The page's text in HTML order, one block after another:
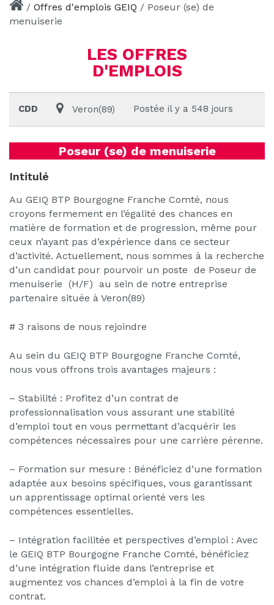
/ Offres d'emplois GEIQ / Poseur (se) de
menuiserie
LES OFFRES
D'EMPLOIS
CDD Veron(89) Postée il y a 548 jours
Poseur (se) de menuiserie
Intitulé
Au GEIQ BTP Bourgogne Franche Comté, nous
croyons fermement en l’égalité des chances en
matière de formation et de progression, même pour
ceux n’ayant pas d’expérience dans ce secteur
d’activité. Actuellement, nous sommes à la recherche
d’un candidat pour pourvoir un poste de Poseur de
menuiserie (H/F) au sein de notre entreprise
partenaire située à Veron(89)
# 3 raisons de nous rejoindre
Au sein du GEIQ BTP Bourgogne Franche Comté,
nous vous offrons trois avantages majeurs :
– Stabilité : Profitez d’un contrat de
professionnalisation vous assurant une stabilité
d’emploi tout en vous permettant d’acquérir les
compétences nécessaires pour une carrière pérenne.
– Formation sur mesure : Bénéficiez d’une formation
adaptée aux besoins spécifiques, vous garantissant
un apprentissage optimal orienté vers les
compétences essentielles.
– Intégration facilitée et perspectives d’emploi : Avec
le GEIQ BTP Bourgogne Franche Comté, bénéficiez
d’une intégration fluide dans l’entreprise et
augmentez vos chances d’emploi à la fin de votre
contrat.